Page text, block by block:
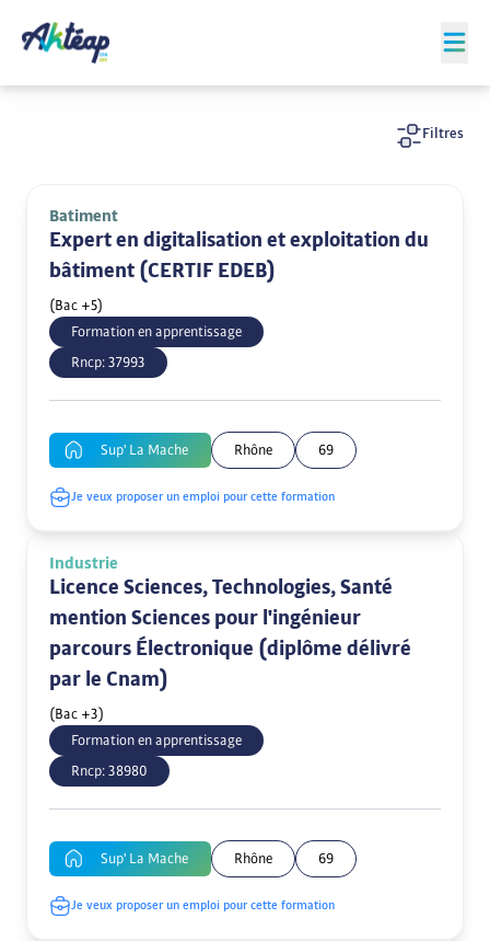
Filtres
Batiment
Expert en digitalisation et exploitation du
bâtiment (CERTIF EDEB)
(Bac +5)
Formation en apprentissage
Rncp: 37993
Sup' La Mache Rhône 69
Je veux proposer un emploi pour cette formation
Industrie
Licence Sciences, Technologies, Santé
mention Sciences pour l'ingénieur
parcours Électronique (diplôme délivré
par le Cnam)
(Bac +3)
Formation en apprentissage
Rncp: 38980
Sup' La Mache Rhône 69
Je veux proposer un emploi pour cette formation